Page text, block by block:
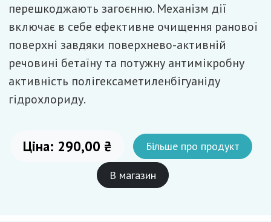
перешкоджають загоєнню. Механізм дії
включає в себе ефективне очищення ранової
поверхні завдяки поверхнево-активній
речовині бетаїну та потужну антимікробну
активність полігексаметиленбігуаніду
гідрохлориду.
Ціна: 290,00 ₴ Більше про продукт
В магазин